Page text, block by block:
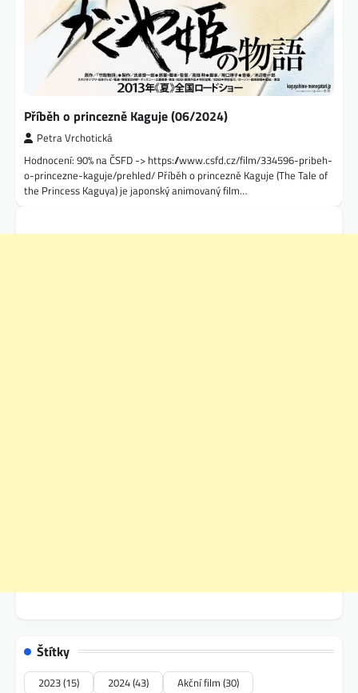
Příběh o princezně Kaguje (06/2024)
Petra Vrchotická
Hodnocení: 90% na ČSFD -> https://www.csfd.cz/film/334596-pribeh-
o-princezne-kaguje/prehled/ Příběh o princezně Kaguje (The Tale of
the Princess Kaguya) je japonský animovaný film…
Štítky
2023(15) 2024(43) Akční film (30)